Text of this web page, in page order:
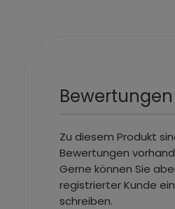
Bewertungen
Zu diesem Produkt
Bewertungen
Gerne können Sie
registrierter Kunde
schreiben.